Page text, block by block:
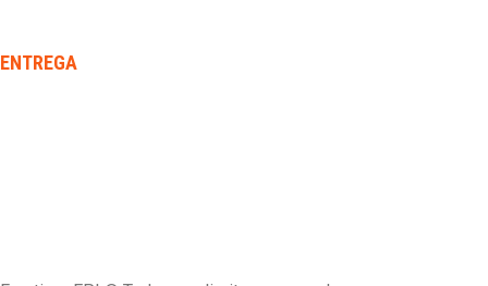
ENTREGA